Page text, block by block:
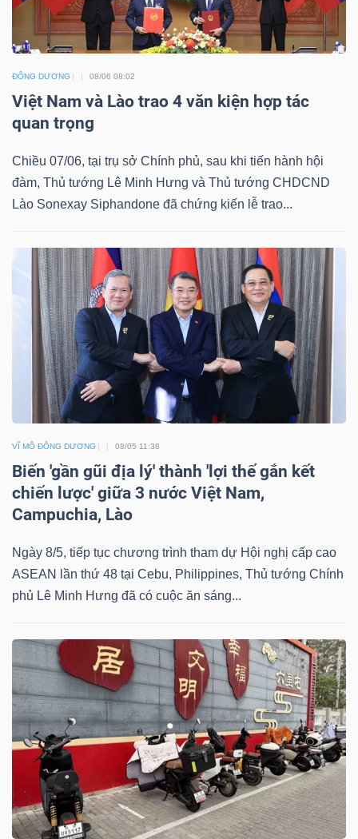
ĐÔNG DƯƠNG 08/06 08:02
Việt Nam và Lào trao 4 văn kiện hợp tác
quan trọng
Chiều 07/06, tại trụ sở Chính phủ, sau khi tiến hành hội
đàm, Thủ tướng Lê Minh Hưng và Thủ tướng CHDCND
Lào Sonexay Siphandone đã chứng kiến lễ trao...
VĨ MÔ ĐÔNG DƯƠNG 08/05 11:38
Biến 'gần gũi địa lý' thành 'lợi thế gắn kết
chiến lược' giữa 3 nước Việt Nam,
Campuchia, Lào
Ngày 8/5, tiếp tục chương trình tham dự Hội nghị cấp cao
ASEAN lần thứ 48 tại Cebu, Philippines, Thủ tướng Chính
phủ Lê Minh Hưng đã có cuộc ăn sáng...
DỮ
Ngành
(-)
SECTOR
NĂNG
LƯỢNG
NGUYÊN
VẬT
NGHIỆP
TIÊU
DÙNG
KHÔNG
THIẾT